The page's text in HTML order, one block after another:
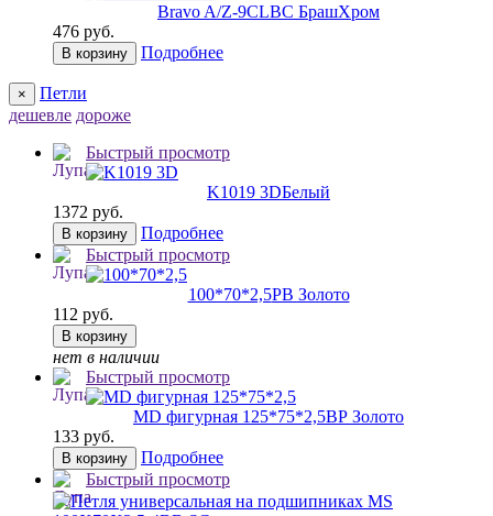
Bravo A/Z-9CLBС БрашХром
476 руб.
В корзину Подробнее
×
Петли
дешевле дороже
Быстрый просмотр
K1019 3DБелый
1372 руб.
В корзину
Подробнее
Быстрый просмотр
100*70*2,5РВ Золото
112 руб.
В корзину
нет в наличии
Быстрый просмотр
MD фигурная 125*75*2,5ВР Золото
133 руб.
В корзину
Подробнее
Быстрый просмотр